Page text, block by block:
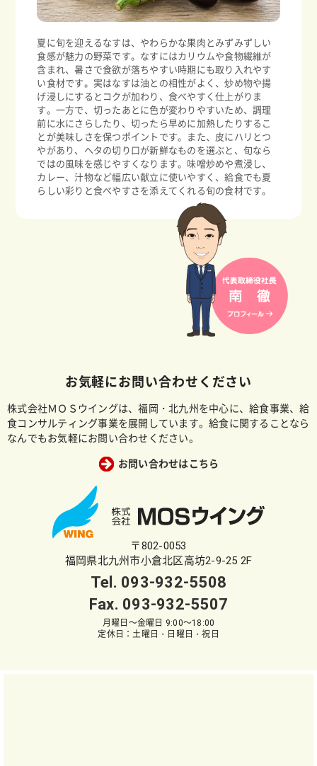
夏に旬を迎えるなすは、やわらかな果肉とみずみずしい
食感が魅力の野菜です。なすにはカリウムや食物繊維が
含まれ、暑さで食欲が落ちやすい時期にも取り入れやす
い食材です。実はなすは油との相性がよく、炒め物や揚
げ浸しにするとコクが加わり、食べやすく仕上がりま
す。一方で、切ったあとに色が変わりやすいため、調理
前に水にさらしたり、切ったら早めに加熱したりするこ
とが美味しさを保つポイントです。また、皮にハリとつ
やがあり、ヘタの切り口が新鮮なものを選ぶと、旬なら
ではの風味を感じやすくなります。味噌炒めや煮浸し、
カレー、汁物など幅広い献立に使いやすく、給食でも夏
らしい彩りと食べやすさを添えてくれる旬の食材です。
お気軽にお問い合わせください
株式会社ＭＯＳウイングは、福岡・北九州を中心に、給食事業、給
食コンサルティング事業を展開しています。給食に関することなら
なんでもお気軽にお問い合わせください。
お問い合わせはこちら
〒802-0053
福岡県北九州市小倉北区高坊2-9-25 2F
Tel. 093-932-5508
Fax. 093-932-5507
月曜日～金曜日 9:00～18:00
定休日：土曜日・日曜日・祝日